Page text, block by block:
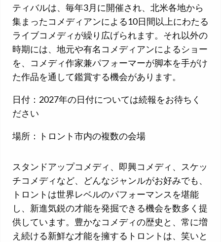
ティバルは、毎年3月に開催され、北米各地から
集まったコメディアンによる10日間以上にわたる
ライブコメディが繰り広げられます。それ以外の
時期には、地元や有名コメディアンによるショー
を、コメディ作家兼パフォーマーが脚本を手がけ
た作品を通して鑑賞する機会があります。
日付：2027年の日付については続報をお待ちく
ださい
場所：トロント市内の複数の会場
スタンドアップコメディ、即興コメディ、スケッ
チコメディなど、どんなジャンルがお好みでも、
トロントは世界レベルのパフォーマンスを堪能
し、新進気鋭の才能を発掘できる機会を数多く提
供しています。豊かなコメディの歴史と、常に増
え続ける新鮮な才能を擁するトロントは、笑いと